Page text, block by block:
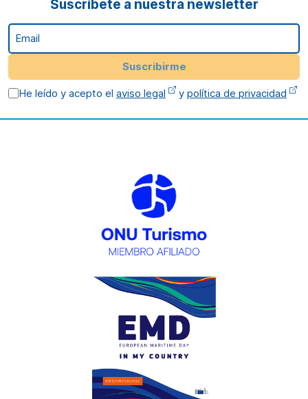
Suscríbete a nuestra newsletter
Email
Suscribirme
He leído y acepto elaviso legal ypolítica de privacidad